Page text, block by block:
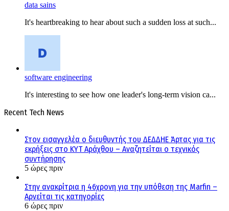
data sains
It's heartbreaking to hear about such a sudden loss at such...
software engineering
It's interesting to see how one leader's long-term vision ca...
Recent Tech News
Στον εισαγγελέα ο διευθυντής του ΔΕΔΔΗΕ Άρτας για τις
εκρήξεις στο ΚΥΤ Αράχθου – Αναζητείται ο τεχνικός
συντήρησης
5 ώρες πριν
Στην ανακρίτρια η 46χρονη για την υπόθεση της Marfin –
Αρνείται τις κατηγορίες
6 ώρες πριν